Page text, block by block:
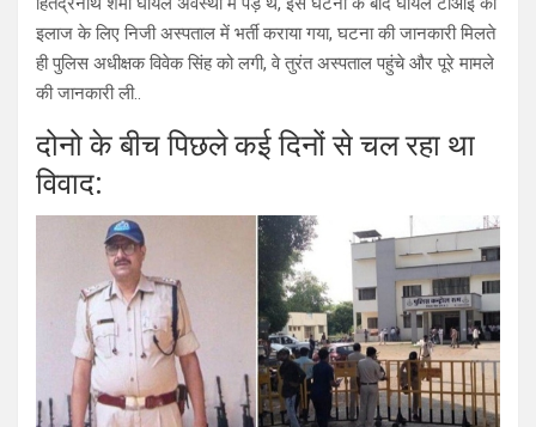
इलाज के लिए निजी अस्पताल में भर्ती कराया गया, घटना की जानकारी मिलते
ही पुलिस अधीक्षक विवेक सिंह को लगी, वे तुरंत अस्पताल पहुंचे और पूरे मामले
की जानकारी ली..
दोनो के बीच पिछले कई दिनों से चल रहा था
विवाद: